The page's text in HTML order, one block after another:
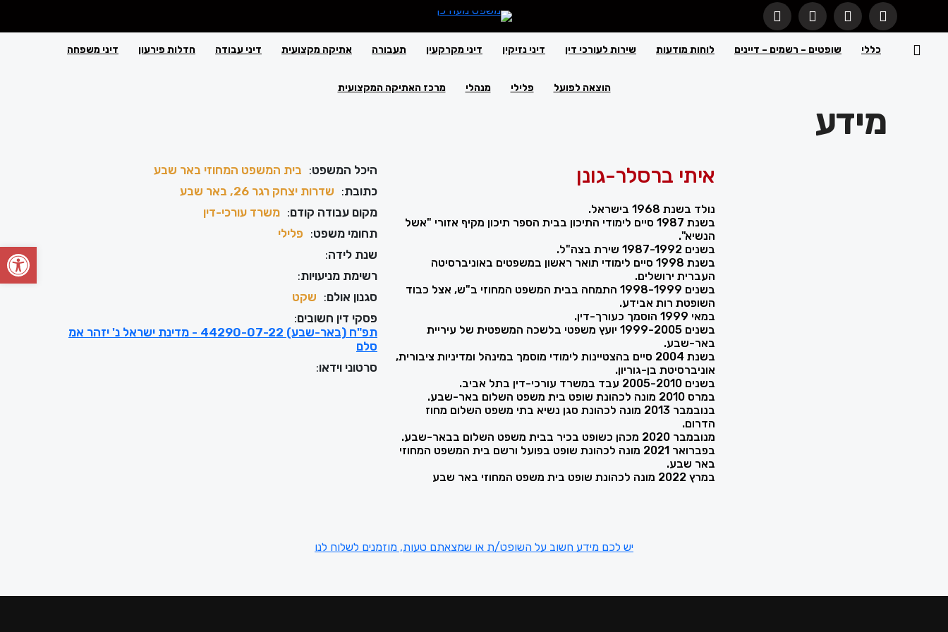
כללי שופטים – רשמים – דיינים לוחות מודעות שירות לעורכי דין דיני נזיקין דיני מקרקעין תעבורה אתיקה מקצועית דיני עבודה חדלות פירעון דיני משפחה
הוצאה לפועל פלילי מנהלי מרכז האתיקה המקצועית
מידע
איתי ברסלר-גונן
נולד בשנת 1968 בישראל.
בשנת 1987 סיים לימודי התיכון בבית הספר תיכון מקיף אזורי "אשל
הנשיא".
בשנים 1987-1992 שירת בצה"ל.
בשנת 1998 סיים לימודי תואר ראשון במשפטים באוניברסיטה
העברית ירושלים.
בשנים 1998-1999 התמחה בבית המשפט המחוזי ב"ש, אצל כבוד
השופטת רות אבידע.
במאי 1999 הוסמך כעורך-דין.
בשנים 1999-2005 יועץ משפטי בלשכה המשפטית של עיריית
באר-שבע.
בשנת 2004 סיים בהצטיינות לימודי מוסמך במינהל ומדיניות ציבורית,
אוניברסיטת בן-גוריון.
בשנים 2005-2010 עבד במשרד עורכי-דין בתל אביב.
במרס 2010 מונה לכהונת שופט בית משפט השלום באר-שבע.
בנובמבר 2013 מונה לכהונת סגן נשיא בתי משפט השלום מחוז
הדרום.
מנובמבר 2020 מכהן כשופט בכיר בבית משפט השלום בבאר-שבע.
בפברואר 2021 מונה לכהונת שופט בפועל ורשם בית המשפט המחוזי
באר שבע.
במרץ 2022 מונה לכהונת שופט בית משפט המחוזי באר שבע
היכל המשפט: בית המשפט המחוזי באר שבע
כתובת: שדרות יצחק רגר 26, באר שבע
מקום עבודה קודם: משרד עורכי-דין
תחומי משפט: פלילי
שנת לידה:
רשימת מניעויות:
סגנון אולם: שקט
פסקי דין חשובים:
תפ"ח (באר-שבע) 44290-07-22 - מדינת ישראל נ' יזהר אמ
סלם
סרטוני וידאו:
יש לכם מידע חשוב על השופט/ת או שמצאתם טעות, מוזמנים לשלוח לנו
פתח